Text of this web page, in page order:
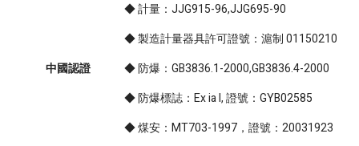
中國認證
◆ 計量：JJG915-96,JJG695-90
◆ 製造計量器具許可證號：滬制 01150210
◆ 防爆：GB3836.1-2000,GB3836.4-2000
◆ 防爆標誌：Ex ia I, 證號：GYB02585
◆ 煤安：MT703-1997，證號：20031923